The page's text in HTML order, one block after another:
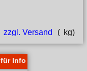
zzgl. Versand kg
Info